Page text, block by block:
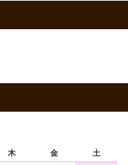
木 金 土